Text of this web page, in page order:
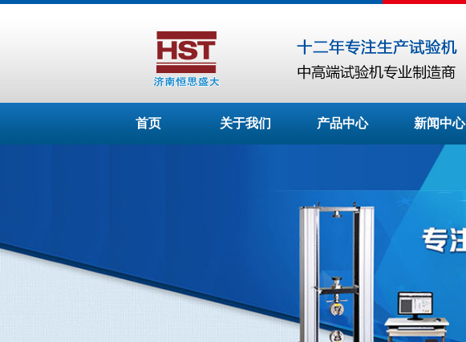
首页 关于我们 产品中心 新闻中心